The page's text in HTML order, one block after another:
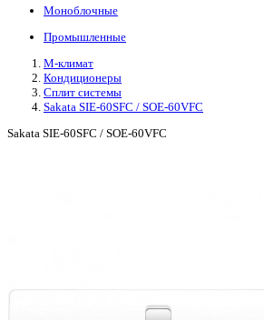
Моноблочные
Промышленные
М-климат
Кондиционеры
Сплит системы
Sakata SIE-60SFC / SOE-60VFC
Sakata SIE-60SFC / SOE-60VFC